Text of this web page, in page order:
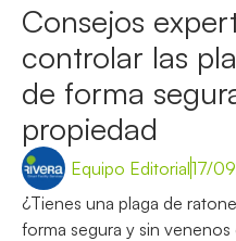
Consejos
controlar las
de forma
propiedad
Equipo Editorial17/
¿Tienes una plaga de
forma segura y sin